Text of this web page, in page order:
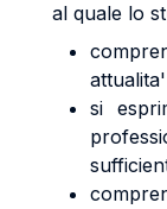
al quale lo
si